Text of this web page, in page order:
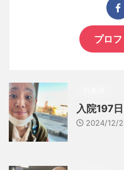
プロ
入院197
2024/12/